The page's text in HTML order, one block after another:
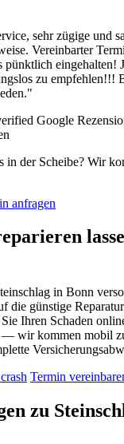
sehr zügige und
Vereinbarter
pünktlich eingehalten!
zu empfehlen!!!
Google
in der Scheibe? Wir
anfragen
in Bonn
die günstige
Ihren Schaden
— wir kommen mobil
Termin
zu